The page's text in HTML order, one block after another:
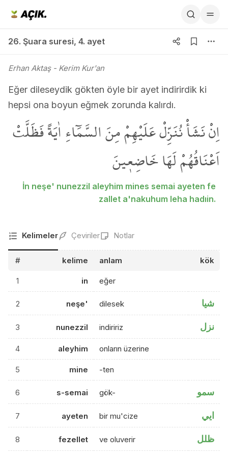
26. Şuara suresi, 4. ayet
Erhan Aktaş- Kerim Kur'an
Eğer dileseydik gökten öyle bir ayet indirirdik ki
hepsi ona boyun eğmek zorunda kalırdı.
اِنْ نَشَأْ نُنَزِّلْ عَلَيْهِمْ مِنَ السَّمَٓاءِ اٰيَةً فَظَلَّتْ
اَعْنَاقُهُمْ لَهَا خَاضِع۪ينَ
İn neşe' nunezzil aleyhim mines semai ayeten fe
zallet a'nakuhum leha hadıin.
Kelimeler Çeviriler Notlar
# kelime anlam kök
1 in eğer
2 neşe' dilesek شيا
3 nunezzil indiririz نزل
4 aleyhim onların üzerine
5 mine -ten
6 s-semai gök- سمو
7 ayeten bir mu'cize ايي
8 fezellet ve oluverir ظلل